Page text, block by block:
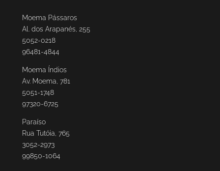
Moema Pássaros
Al. dos Arapanés, 255
5052-0218
96481-4844
Moema Índios
Av. Moema, 781
5051-1748
97320-6725
Paraíso
Rua Tutóia, 765
3052-2973
99850-1064